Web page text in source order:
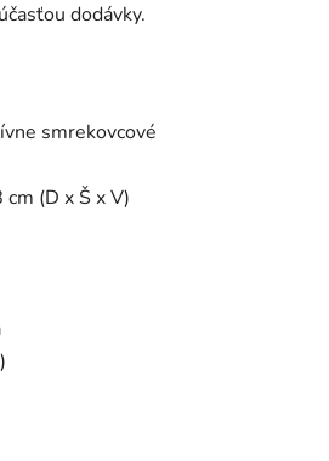
dodávky.
smrekovcové
(D x Š x V)